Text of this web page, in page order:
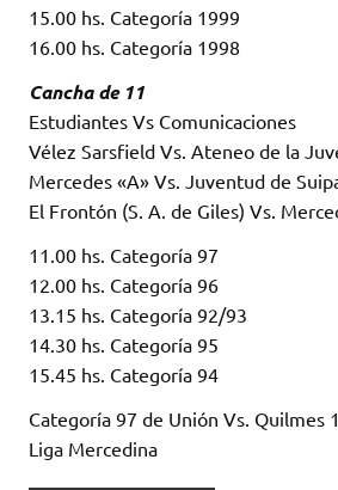
15.00 hs. Categoría 1999
16.00 hs. Categoría 1998
Cancha de 11
Estudiantes Vs Comunicaciones
Vélez Sarsfield Vs. Ateneo de la
Mercedes «A» Vs. Juventud de
El Frontón (S. A. de Giles) Vs.
11.00 hs. Categoría 97
12.00 hs. Categoría 96
13.15 hs. Categoría 92/93
14.30 hs. Categoría 95
15.45 hs. Categoría 94
Categoría 97 de Unión Vs. Quilmes
Liga Mercedina